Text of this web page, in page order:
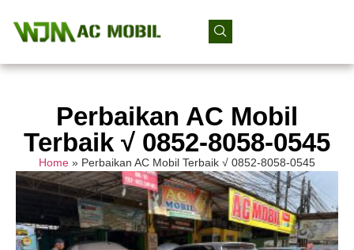
Perbaikan AC Mobil
Terbaik √ 0852-8058-0545
Home » Perbaikan AC Mobil Terbaik √ 0852-8058-0545